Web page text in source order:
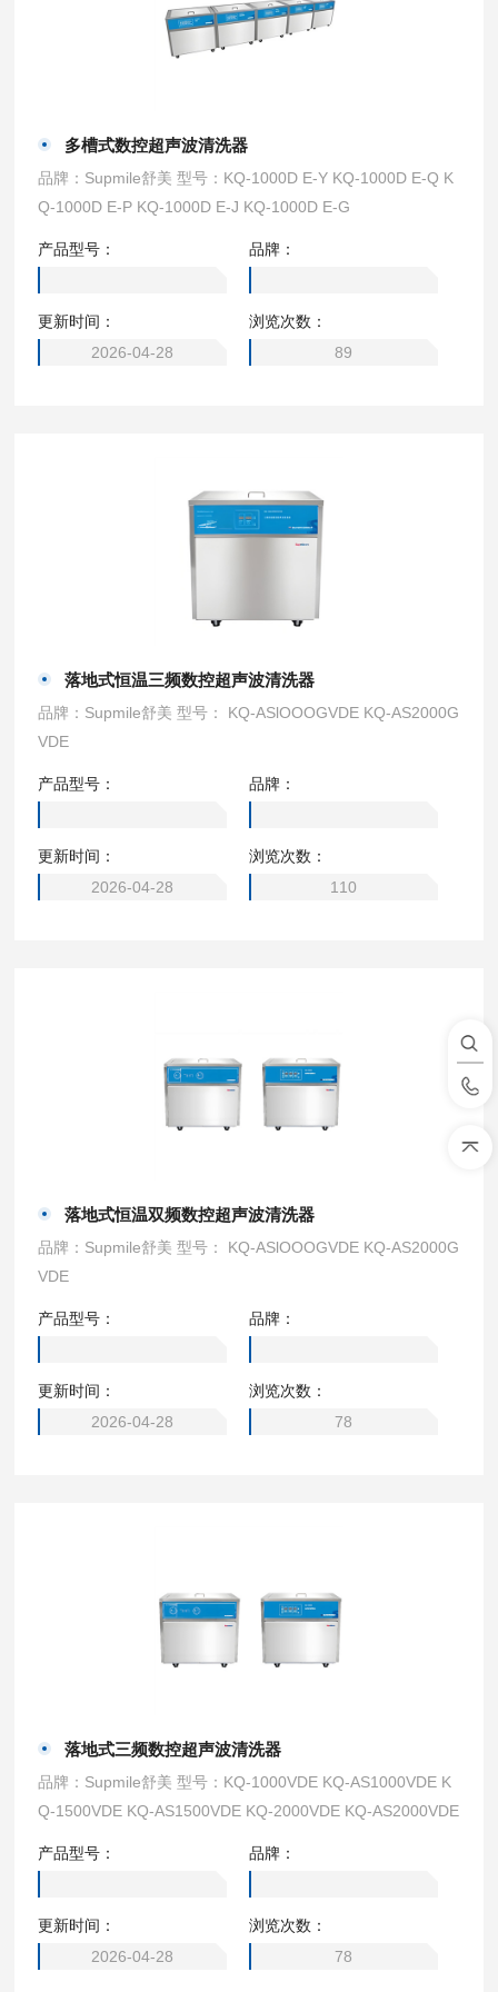
多槽式数控超声波清洗器
品牌：Supmile舒美 型号：KQ-1000D E-Y KQ-1000D E-Q K
Q-1000D E-P KQ-1000D E-J KQ-1000D E-G
产品型号： 品牌：
更新时间：
2026-04-28
浏览次数：
89
落地式恒温三频数控超声波清洗器
品牌：Supmile舒美 型号： KQ-ASlOOOGVDE KQ-AS2000G
VDE
产品型号： 品牌：
更新时间：
2026-04-28
浏览次数：
110
落地式恒温双频数控超声波清洗器
品牌：Supmile舒美 型号： KQ-ASlOOOGVDE KQ-AS2000G
VDE
产品型号： 品牌：
更新时间：
2026-04-28
浏览次数：
78
落地式三频数控超声波清洗器
品牌：Supmile舒美 型号：KQ-1000VDE KQ-AS1000VDE K
Q-1500VDE KQ-AS1500VDE KQ-2000VDE KQ-AS2000VDE
产品型号： 品牌：
更新时间：
2026-04-28
浏览次数：
78